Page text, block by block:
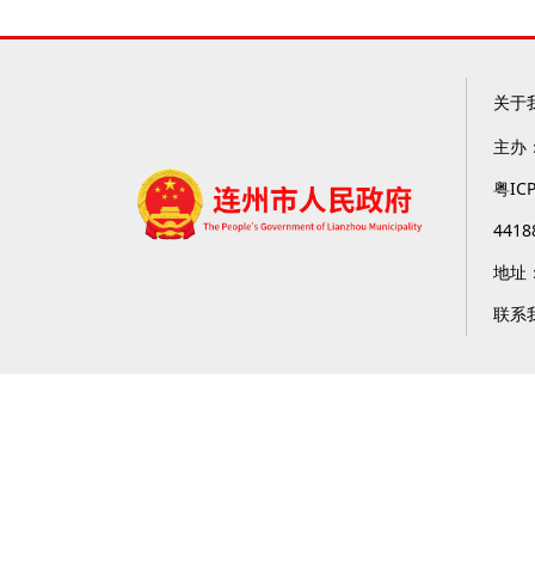
关于
主办
粤
地址
联系